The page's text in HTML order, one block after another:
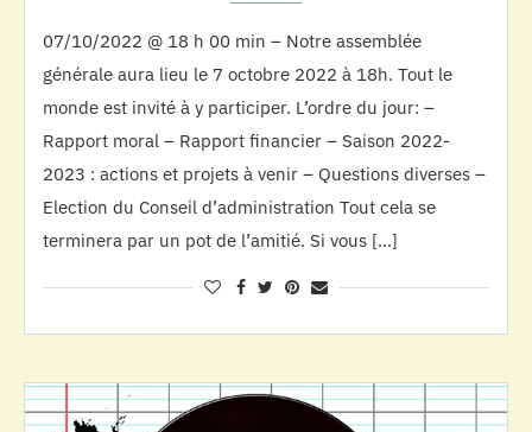
07/10/2022 @ 18 h 00 min – Notre assemblée
générale aura lieu le 7 octobre 2022 à 18h. Tout le
monde est invité à y participer. L’ordre du jour: –
Rapport moral – Rapport financier – Saison 2022-
2023 : actions et projets à venir – Questions diverses –
Election du Conseil d’administration Tout cela se
terminera par un pot de l’amitié. Si vous […]